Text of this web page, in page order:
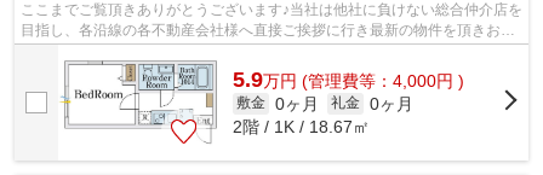
ここまでご覧頂きありがとうございます♪当社は他社に負けない総合仲介店を
目指し、各沿線の各不動産会社様へ直接ご挨拶に行き最新の物件を頂きお客
5.9万円 (管理費等：4,000円 )
敷金 0ヶ月 礼金 0ヶ月
2階 / 1K / 18.67㎡